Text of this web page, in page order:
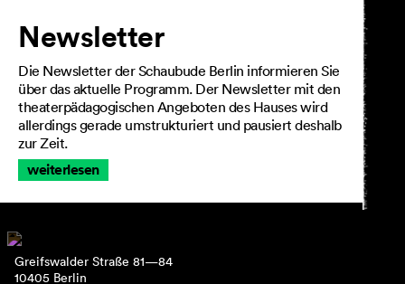
Newsletter
Die Newsletter der Schaubude Berlin informieren Sie
über das aktuelle Programm. Der Newsletter mit den
theaterpädagogischen Angeboten des Hauses wird
allerdings gerade umstrukturiert und pausiert deshalb
zur Zeit.
weiterlesen
Greifswalder Straße 81—84
10405 Berlin